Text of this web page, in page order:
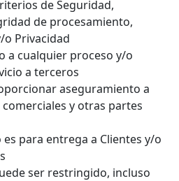
de Seguridad,
de procesamiento,
Privacidad
a cualquier proceso y/o
a terceros
aseguramiento a
y otras partes
para entrega a Clientes y/o
ser restringido, incluso